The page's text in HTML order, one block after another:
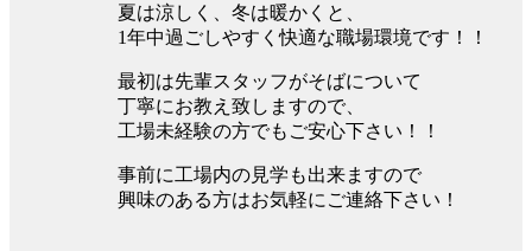
夏は涼しく、冬は暖かくと、
1年中過ごしやすく快適な職場環境です！！
最初は先輩スタッフがそばについて
丁寧にお教え致しますので、
工場未経験の方でもご安心下さい！！
事前に工場内の見学も出来ますので
興味のある方はお気軽にご連絡下さい！